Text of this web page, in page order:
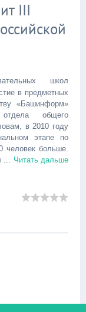
III
школ
в предметных
«Башинформ»
общего
в 2010 году
этапе по
человек больше.
... Читать дальше